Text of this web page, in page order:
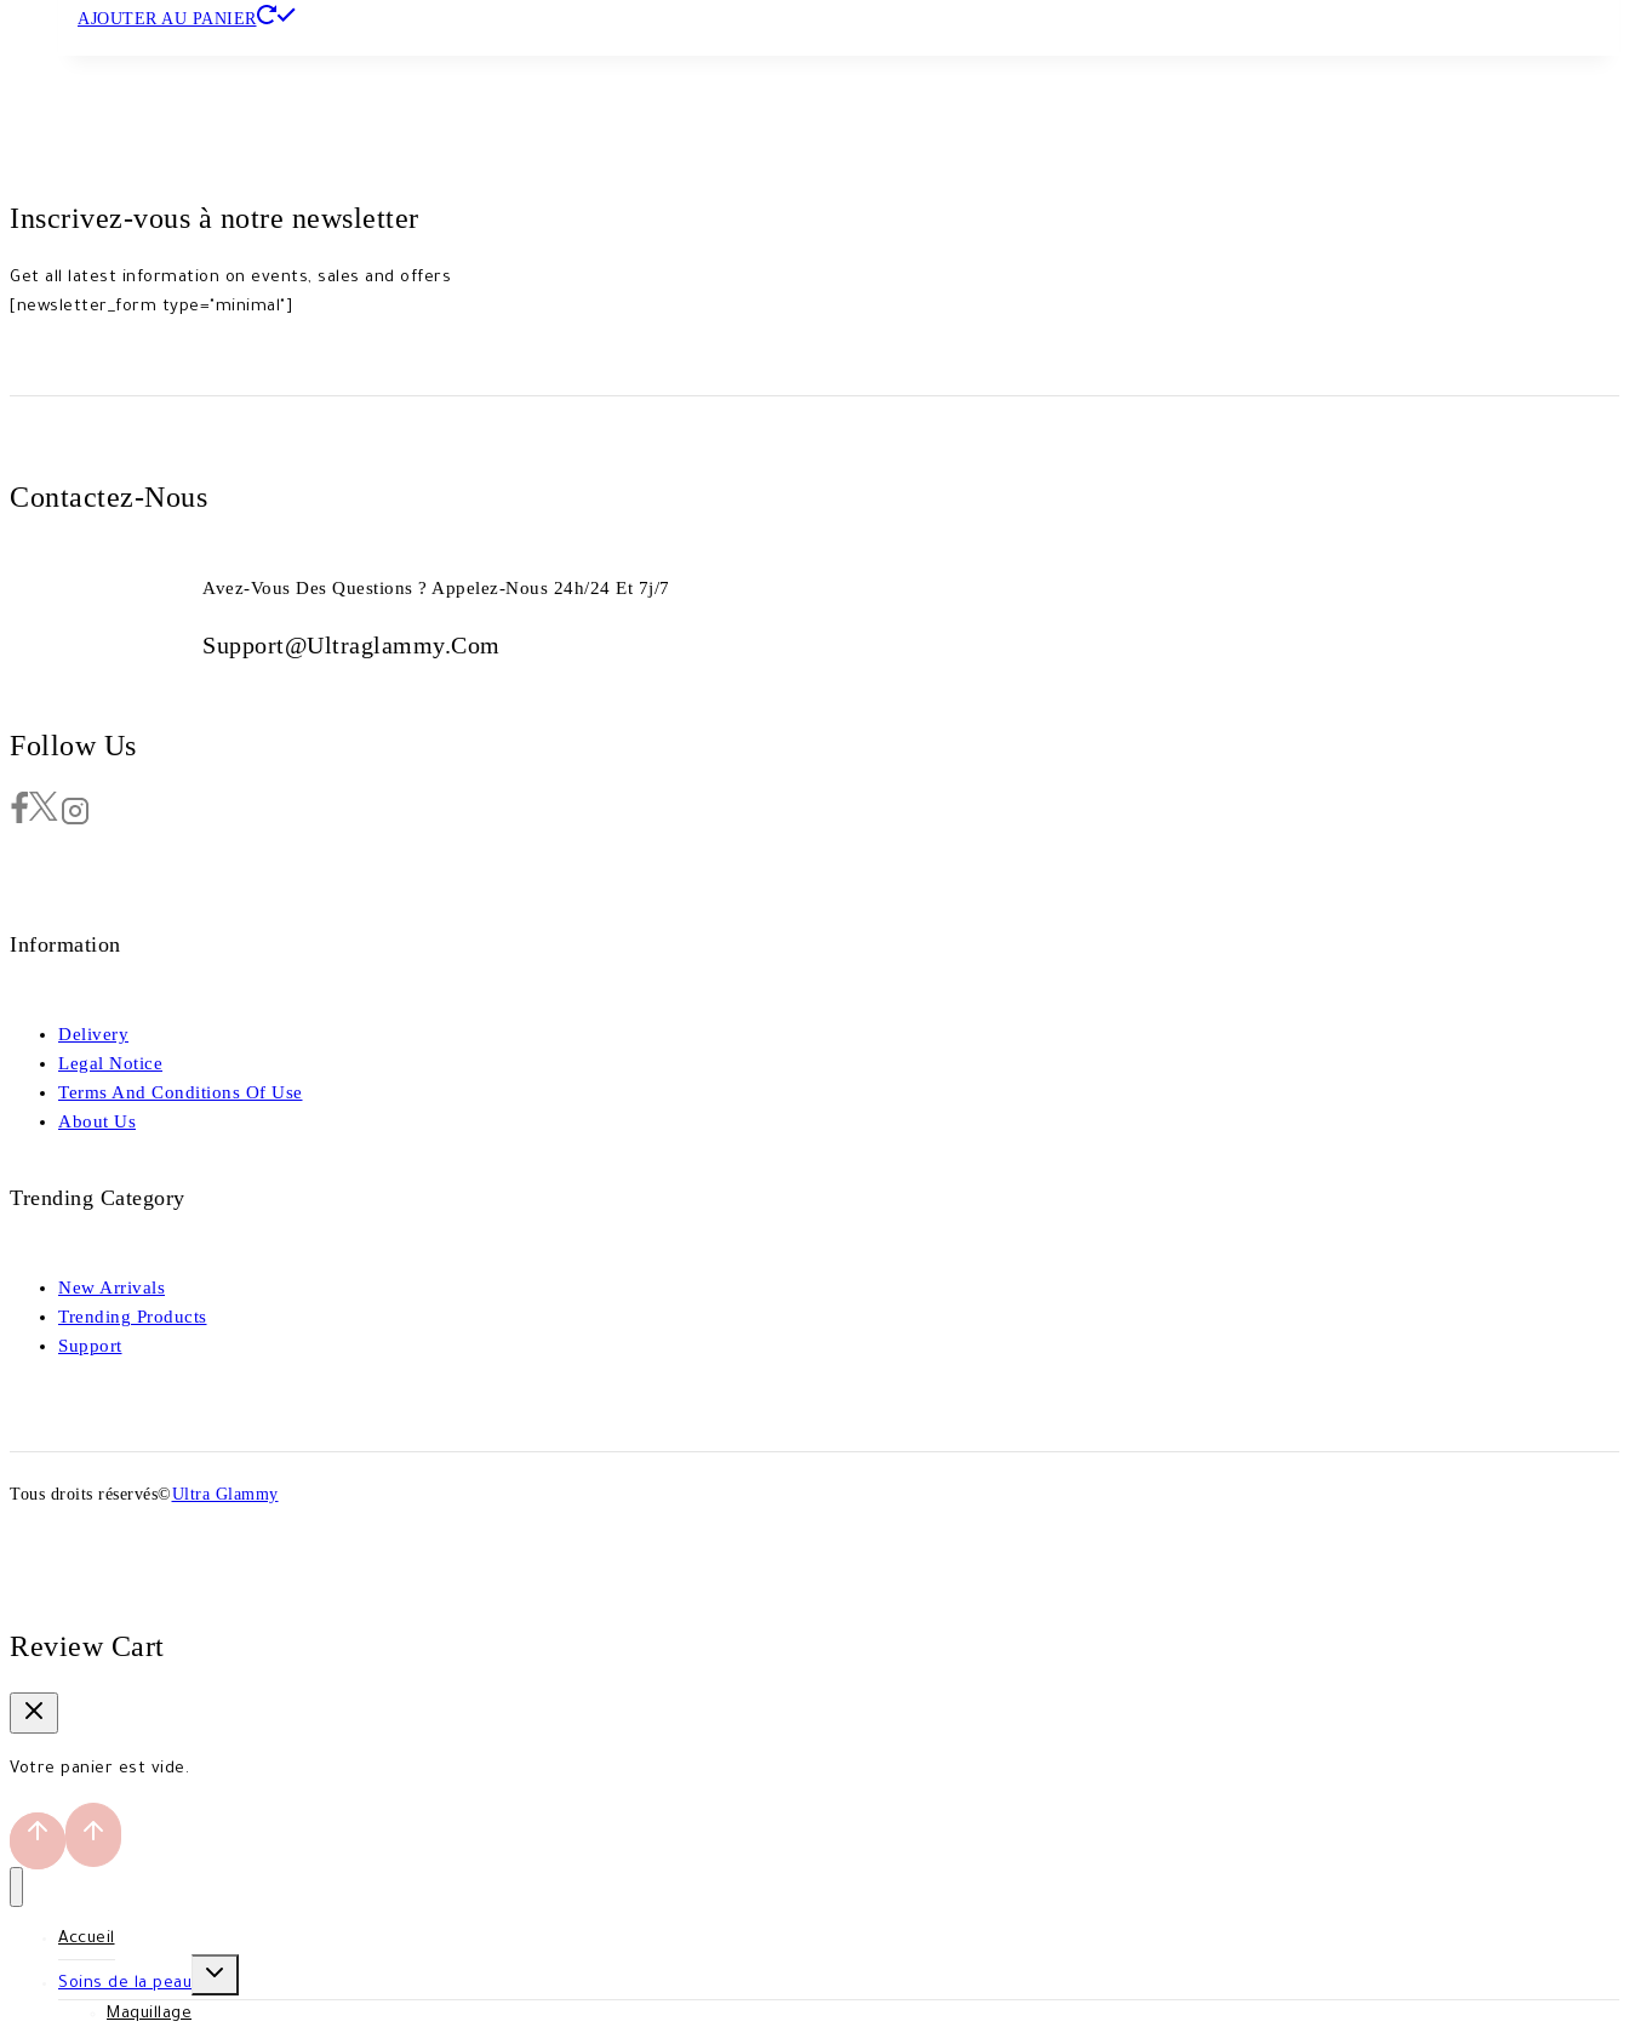
AJOUTER AU PANIER
Inscrivez-vous à notre newsletter
Get all latest information on events, sales and offers
[newsletter_form type="minimal"]
Contactez-Nous
Avez-Vous Des Questions ? Appelez-Nous 24h/24 Et 7j/7
Support@ultraglammy.com
Follow Us
Information
Delivery
Legal Notice
Terms And Conditions Of Use
About Us
Trending Category
New Arrivals
Trending Products
Support
Tous droits réservés©Ultra Glammy
Review Cart
Votre panier est vide.
Accueil
Soins de la peau
TOGGLE
MENU
Maquillage